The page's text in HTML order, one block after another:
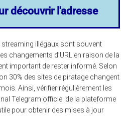
découvrir l'adresse
streaming illégaux sont souvent
changements d’URL en raison de la
important de rester informé. Selon
30% des sites de piratage changent
Ainsi, vérifier régulièrement les
Telegram officiel de la plateforme
pour obtenir des mises à jour